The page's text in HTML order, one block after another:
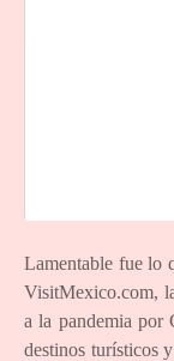
Lamentable fue lo
VisitMexico.com,
a la pandemia por
destinos turísticos